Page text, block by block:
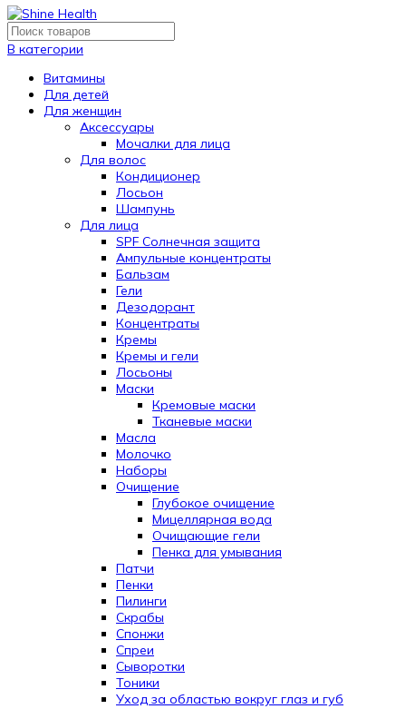
В категории
Витамины
Для детей
Для женщин
Аксессуары
Мочалки для лица
Для волос
Кондиционер
Лосьон
Шампунь
Для лица
SPF Солнечная защита
Ампульные концентраты
Бальзам
Гели
Дезодорант
Концентраты
Кремы
Кремы и гели
Лосьоны
Маски
Кремовые маски
Тканевые маски
Масла
Молочко
Наборы
Очищение
Глубокое очищение
Мицеллярная вода
Очищающие гели
Пенка для умывания
Патчи
Пенки
Пилинги
Скрабы
Спонжи
Спреи
Сыворотки
Тоники
Уход за областью вокруг глаз и губ